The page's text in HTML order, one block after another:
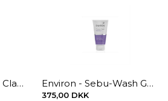
Environ - Sebu-Tone Clarifier 100 ml. Environ - Sebu-Wash Gel Cleanser 150 ml.
375,00 DKK